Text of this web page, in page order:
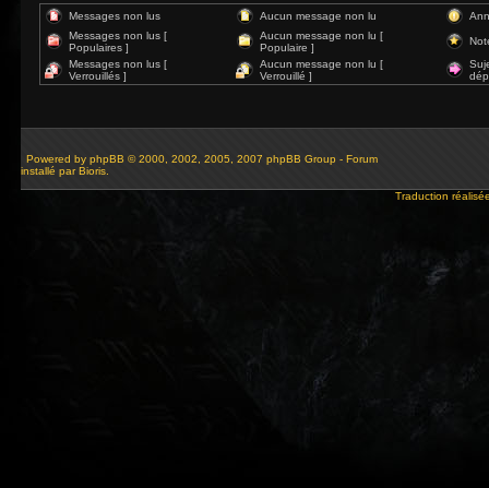
Messages non lus Aucun message non lu
Messages non lus [
Populaires ]
Aucun message non lu [
Populaire ]
Messages non lus [
Verrouillés ]
Aucun message non lu [
Verrouillé ]
Powered by phpBB © 2000, 2002, 2005, 2007 phpBB Group - Forum
installé par Bioris.
Traduction